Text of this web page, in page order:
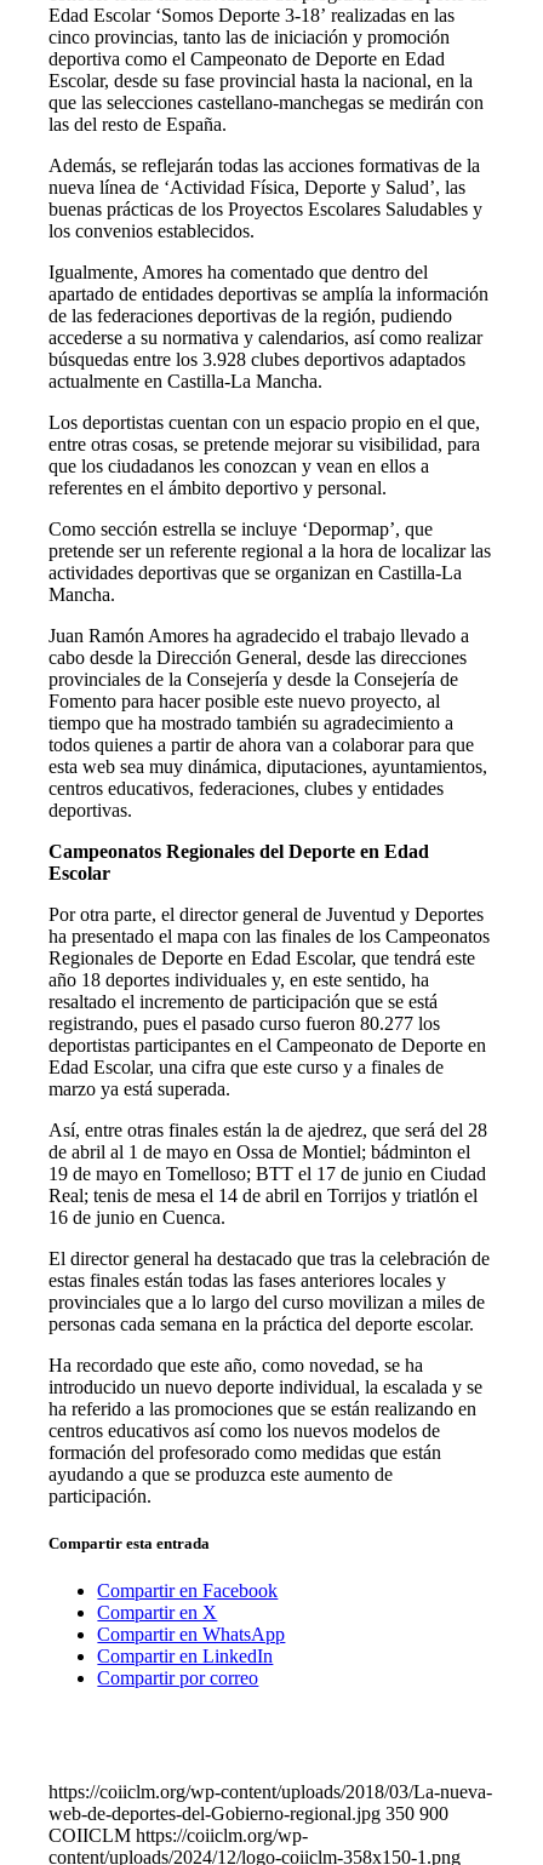
Edad Escolar ‘Somos Deporte 3-18’ realizadas en las
cinco provincias, tanto las de iniciación y promoción
deportiva como el Campeonato de Deporte en Edad
Escolar, desde su fase provincial hasta la nacional, en la
que las selecciones castellano-manchegas se medirán con
las del resto de España.
Además, se reflejarán todas las acciones formativas de la
nueva línea de ‘Actividad Física, Deporte y Salud’, las
buenas prácticas de los Proyectos Escolares Saludables y
los convenios establecidos.
Igualmente, Amores ha comentado que dentro del
apartado de entidades deportivas se amplía la información
de las federaciones deportivas de la región, pudiendo
accederse a su normativa y calendarios, así como realizar
búsquedas entre los 3.928 clubes deportivos adaptados
actualmente en Castilla-La Mancha.
Los deportistas cuentan con un espacio propio en el que,
entre otras cosas, se pretende mejorar su visibilidad, para
que los ciudadanos les conozcan y vean en ellos a
referentes en el ámbito deportivo y personal.
Como sección estrella se incluye ‘Depormap’, que
pretende ser un referente regional a la hora de localizar las
actividades deportivas que se organizan en Castilla-La
Mancha.
Juan Ramón Amores ha agradecido el trabajo llevado a
cabo desde la Dirección General, desde las direcciones
provinciales de la Consejería y desde la Consejería de
Fomento para hacer posible este nuevo proyecto, al
tiempo que ha mostrado también su agradecimiento a
todos quienes a partir de ahora van a colaborar para que
esta web sea muy dinámica, diputaciones, ayuntamientos,
centros educativos, federaciones, clubes y entidades
deportivas.
Campeonatos Regionales del Deporte en Edad
Escolar
Por otra parte, el director general de Juventud y Deportes
ha presentado el mapa con las finales de los Campeonatos
Regionales de Deporte en Edad Escolar, que tendrá este
año 18 deportes individuales y, en este sentido, ha
resaltado el incremento de participación que se está
registrando, pues el pasado curso fueron 80.277 los
deportistas participantes en el Campeonato de Deporte en
Edad Escolar, una cifra que este curso y a finales de
marzo ya está superada.
Así, entre otras finales están la de ajedrez, que será del 28
de abril al 1 de mayo en Ossa de Montiel; bádminton el
19 de mayo en Tomelloso; BTT el 17 de junio en Ciudad
Real; tenis de mesa el 14 de abril en Torrijos y triatlón el
16 de junio en Cuenca.
El director general ha destacado que tras la celebración de
estas finales están todas las fases anteriores locales y
provinciales que a lo largo del curso movilizan a miles de
personas cada semana en la práctica del deporte escolar.
Ha recordado que este año, como novedad, se ha
introducido un nuevo deporte individual, la escalada y se
ha referido a las promociones que se están realizando en
centros educativos así como los nuevos modelos de
formación del profesorado como medidas que están
ayudando a que se produzca este aumento de
participación.
Compartir esta entrada
Compartir en Facebook
Compartir en X
Compartir en WhatsApp
Compartir en LinkedIn
Compartir por correo
https://coiiclm.org/wp-content/uploads/2018/03/La-nueva-
web-de-deportes-del-Gobierno-regional.jpg 350 900
COIICLM https://coiiclm.org/wp-
content/uploads/2024/12/logo-coiiclm-358x150-1.png